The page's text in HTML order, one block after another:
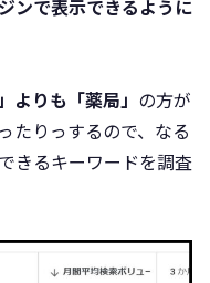
ンで表示できるように
よりも「薬局」 の方が
たりっするので、なる
きるキーワードを調査